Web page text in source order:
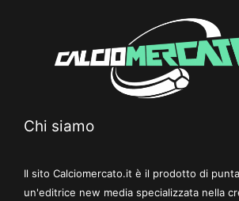
Chi siamo
Il sito Calciomercato.it è il prodotto di
un'editrice new media specializzata nella